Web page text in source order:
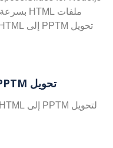
تحويل PPTM إلى HTML والعديد من تنسيقات الملفات الأخرى
تحويل PPTM إلى HTML باستخدام Node.js